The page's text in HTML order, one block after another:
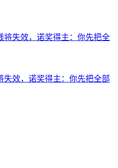
失效，诺奖得主：你先把全部